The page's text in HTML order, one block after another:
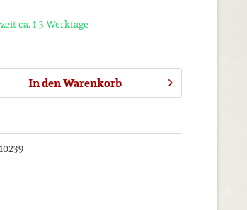
ca. 1-3 Werktage
In denWarenkorb